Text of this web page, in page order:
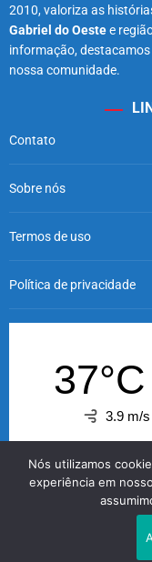
2010, valoriza as
Gabriel do Oestee
informação,
nossa comunidade.
Contato
Sobre nós
Termos de uso
Política de privacidade
37°C
3.9 m/s
36°C
Nós utilizamos
experiência em